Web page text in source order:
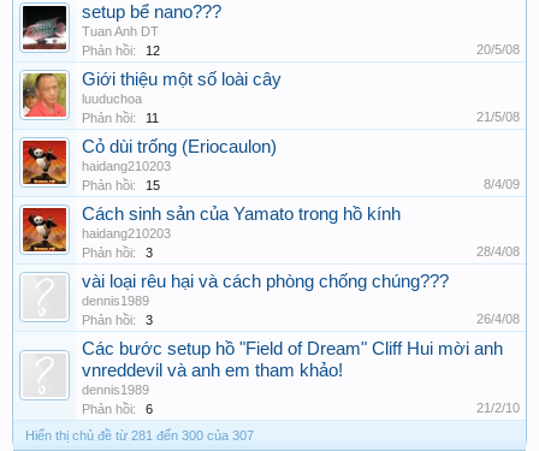
setup bể nano???
Tuan Anh DT
Phản hồi:
12 20/5/08
Giới thiệu một số loài cây
luuduchoa
Phản hồi:
11 21/5/08
Cỏ dùi trống (Eriocaulon)
haidang210203
Phản hồi:
15 8/4/09
Cách sinh sản của Yamato trong hồ kính
haidang210203
Phản hồi:
3 28/4/08
vài loại rêu hại và cách phòng chống chúng???
dennis1989
Phản hồi:
3 26/4/08
Các bước setup hồ "Field of Dream" Cliff Hui mời anh
vnreddevil và anh em tham khảo!
dennis1989
Phản hồi:
6
21/2/10
Hiển thị chủ đề từ 281 đến 300 của 307